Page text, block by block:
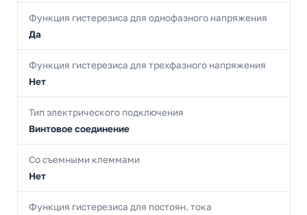
Функция гистерезиса для однофазного напряжения
Да
Функция гистерезиса для трехфазного напряжения
Нет
Тип электрического подключения
Винтовое соединение
Со съемными клеммами
Нет
Функция гистерезиса для постоян. тока